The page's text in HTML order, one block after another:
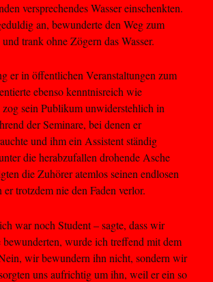
versprechendes Wasser einschenkten.
an, bewunderte den Weg zum
trank ohne Zögern das Wasser.
er in öffentlichen Veranstaltungen zum
ebenso kenntnisreich wie
sein Publikum unwiderstehlich in
der Seminare, bei denen er
und ihm ein Assistent ständig
die herabzufallen drohende Asche
die Zuhörer atemlos seinen endlosen
er trotzdem nie den Faden verlor.
war noch Student – sagte, dass wir
wurde ich treffend mit dem
wir bewundern ihn nicht, sondern wir
uns aufrichtig um ihn, weil er ein so